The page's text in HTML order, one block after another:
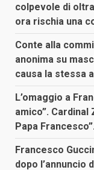
colpevole di
ora rischia una
Conte alla
anonima su
causa la stessa
L’omaggio a
amico”. Cardinal
Papa
Francesco
dopo l’annuncio